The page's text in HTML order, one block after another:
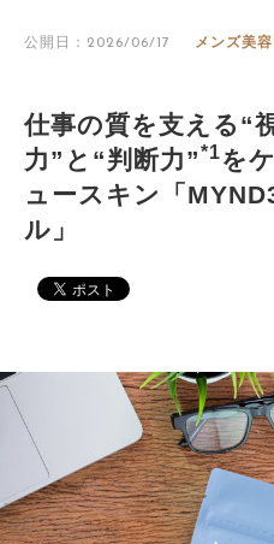
公開日：2026/06/17 メンズ美
仕事の質を支える“
力”と“判断力”*1を
ュースキン「
ル」